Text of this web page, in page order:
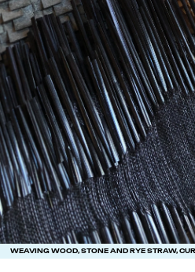
WEAVING WOOD, STONE AND RYE STRAW,